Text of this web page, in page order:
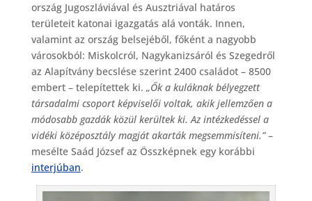
ország Jugoszláviával és Ausztriával határos
területeit katonai igazgatás alá vonták. Innen,
valamint az ország belsejéből, főként a nagyobb
városokból: Miskolcról, Nagykanizsáról és Szegedről
az Alapítvány becslése szerint 2400 családot – 8500
embert – telepítettek ki. „Ők a kuláknak bélyegzett
társadalmi csoport képviselői voltak, akik jellemzően a
módosabb gazdák közül kerültek ki. Az intézkedéssel a
vidéki középosztály magját akarták megsemmisíteni.”–
mesélte Saád József az Összképnek egy korábbi
interjúban.